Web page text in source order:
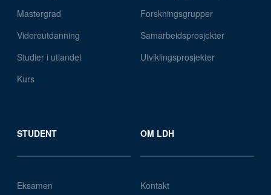
Mastergrad
Videreutdanning
Studier i utlandet
Kurs
Forskningsgrupper
Samarbeidsprosjekter
Utviklingsprosjekter
STUDENT
Eksamen
OM LDH
Kontakt